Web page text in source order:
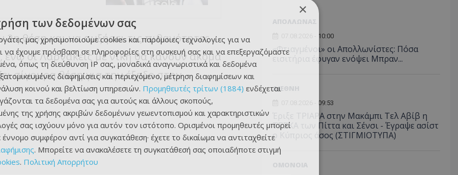
θέση και να αυξήσει τις πιθανότητες
οι Λαρνακείς με νίκη θα κάνουν ακόμα
σίγουρα θέση για την έξοδο στην
07.08.2026 - 10:00
«Φτιαγμένοι» οι Απολλωνίστες: Πόσα
εισιτήρια έφυγαν ενόψει Μπραν...
ΔΙΕΘΝΗ
07.08.2026 - 09:53
Έριξε ΤΡΙΑΡΑ στην Μακάμπι Τελ Αβίβ η
ΤΣΣΚΑ των Πίττα και Σένσι - Έγραψε ασίστ
ο Κύπριος άσος (ΣΤΙΓΜΙΟΤΥΠΑ)
×
των δεδομένων σας
μας χρησιμοποιούμε cookies και παρόμοιες τεχνολογίες για να
να έχουμε πρόσβαση σε πληροφορίες στη συσκευή σας και να επεξεργαζόμαστε
όπως τη διεύθυνση IP σας, μοναδικά αναγνωριστικά και δεδομένα
διαφημίσεις και περιεχόμενο, μέτρηση διαφημίσεων και
κοινού και βελτίωση υπηρεσιών. Προμηθευτές τρίτων (1884) ενδέχεται
τα δεδομένα σας για αυτούς και άλλους σκοπούς,
της χρήσης ακριβών δεδομένων γεωεντοπισμού και χαρακτηριστικών
σας ισχύουν μόνο για αυτόν τον ιστότοπο. Ορισμένοι προμηθευτές μπορεί
συμφέρον αντί για συγκατάθεση· έχετε το δικαίωμα να αντιταχθείτε
. Μπορείτε να ανακαλέσετε τη συγκατάθεσή σας οποιαδήποτε στιγμή
. Πολιτική Απορρήτου